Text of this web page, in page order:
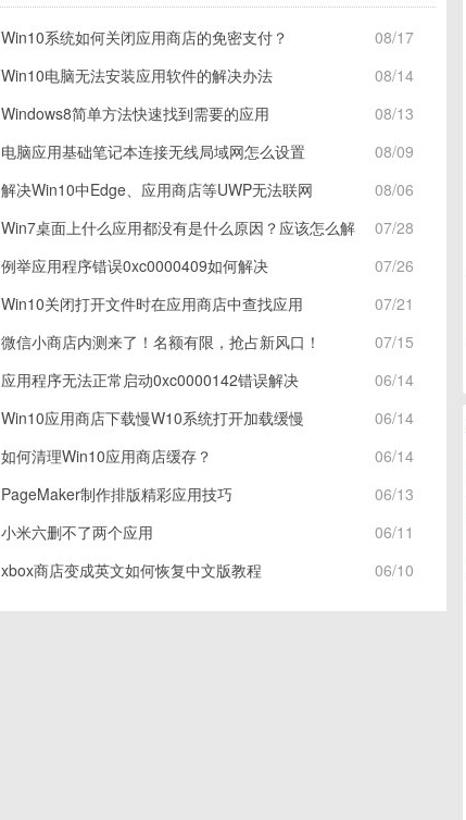
08/17
Win10系统如何关闭应用商店的免密支付？
08/14
Win10电脑无法安装应用软件的解决办法
08/13
Windows8简单方法快速找到需要的应用
08/09
电脑应用基础笔记本连接无线局域网怎么设置
08/06
解决Win10中Edge、应用商店等UWP无法联网
07/28
Win7桌面上什么应用都没有是什么原因？应该怎么解
07/26
例举应用程序错误0xc0000409如何解决
07/21
Win10关闭打开文件时在应用商店中查找应用
07/15
微信小商店内测来了！名额有限，抢占新风口！
06/14
应用程序无法正常启动0xc0000142错误解决
06/14
Win10应用商店下载慢W10系统打开加载缓慢
06/14
如何清理Win10应用商店缓存？
06/13
PageMaker制作排版精彩应用技巧
06/11
小米六删不了两个应用
06/10
xbox商店变成英文如何恢复中文版教程